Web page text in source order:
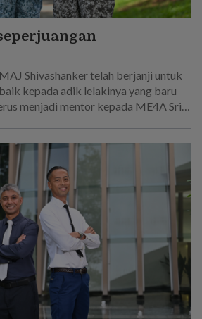
Shivashanker telah berjanji untuk
kepada adik lelakinya yang baru
menjadi mentor kepada ME4A Sri